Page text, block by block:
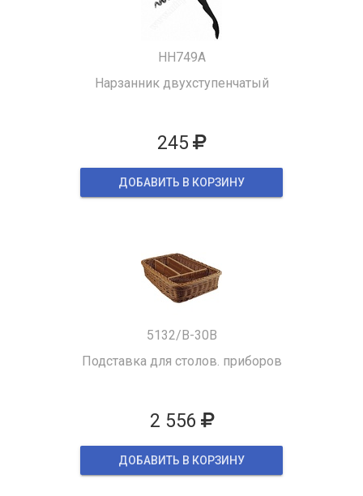
HH749A
Нарзанник двухступенчатый
245
ДОБАВИТЬ В КОРЗИНУ
5132/B-30B
Подставка для столов. приборов
2 556
ДОБАВИТЬ В КОРЗИНУ